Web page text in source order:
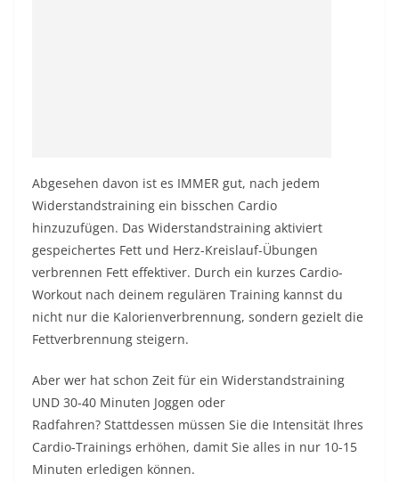
Abgesehen davon ist es IMMER gut, nach jedem
Widerstandstraining ein bisschen Cardio
hinzuzufügen. Das Widerstandstraining aktiviert
gespeichertes Fett und Herz-Kreislauf-Übungen
verbrennen Fett effektiver. Durch ein kurzes Cardio-
Workout nach deinem regulären Training kannst du
nicht nur die Kalorienverbrennung, sondern gezielt die
Fettverbrennung steigern.
Aber wer hat schon Zeit für ein Widerstandstraining
UND 30-40 Minuten Joggen oder
Radfahren? Stattdessen müssen Sie die Intensität Ihres
Cardio-Trainings erhöhen, damit Sie alles in nur 10-15
Minuten erledigen können.